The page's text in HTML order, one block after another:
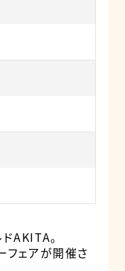
AKITA。
ェアが開催さ